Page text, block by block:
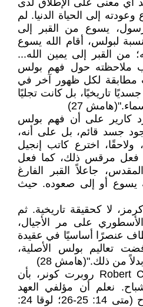
أي معنى على الإطلاق لدى
إلى الحياة الدنيا. لم
يسوع من القبر إلى
لبولس، أقام الله يسوع
من القبر إلى يمين الله...
ملاحظته حول فهم بولس
مطابقة لكل ظهور آخر في
تاريخيًا، بل كانت تجليًا
27)
كارير على أن فهم بولس
جسد قائم، بل على أنه،
اخترع كاتب إنجيل
فعل مرقس ذلك، كما فعل
جاعلاً القبر الفارغ
يسوع أو إلى صعوده. حيث
لا كحقيقة تاريخية. ثم
على مر الأجيال،
عنصرًا أساسيًا في عقيدة
تعاليم بولس الأصلية،
من ذلك."(هامش 28)
جادل آخرون، مثل Robert Conner روبرت كونر، بأن
نعلم أن مؤلفي العهد
الجديد آمنوا بقصص الأشباح (متى 14: 25-26؛ لوقا 24: